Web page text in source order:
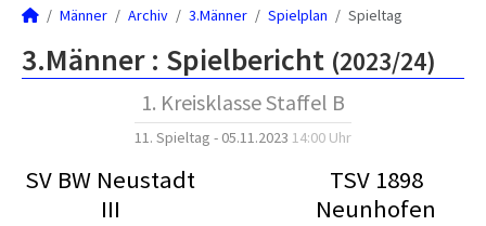
Männer Archiv 3.Männer Spielplan Spieltag
3.Männer : Spielbericht (2023/24)
1. Kreisklasse Staffel B
11. Spieltag - 05.11.2023 14:00 Uhr
SV BW Neustadt
III
TSV 1898
Neunhofen